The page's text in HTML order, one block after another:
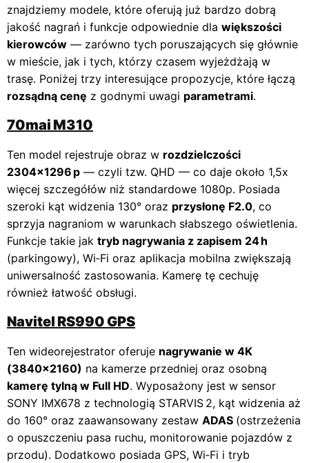
znajdziemy modele, które oferują już bardzo dobrą
jakość nagrań i funkcje odpowiednie dla większości
kierowców — zarówno tych poruszających się głównie
w mieście, jak i tych, którzy czasem wyjeżdżają w
trasę. Poniżej trzy interesujące propozycje, które łączą
rozsądną cenę z godnymi uwagi parametrami.
70mai M310
Ten model rejestruje obraz w rozdzielczości
2304×1296 p — czyli tzw. QHD — co daje około 1,5x
więcej szczegółów niż standardowe 1080p. Posiada
szeroki kąt widzenia 130° oraz przysłonę F2.0, co
sprzyja nagraniom w warunkach słabszego oświetlenia.
Funkcje takie jak tryb nagrywania z zapisem 24 h
(parkingowy), Wi‑Fi oraz aplikacja mobilna zwiększają
uniwersalność zastosowania. Kamerę tę cechuję
również łatwość obsługi.
Navitel RS990 GPS
Ten wideorejestrator oferuje nagrywanie w 4K
(3840×2160) na kamerze przedniej oraz osobną
kamerę tylną w Full HD. Wyposażony jest w sensor
SONY IMX678 z technologią STARVIS 2, kąt widzenia aż
do 160° oraz zaawansowany zestaw ADAS (ostrzeżenia
o opuszczeniu pasa ruchu, monitorowanie pojazdów z
przodu). Dodatkowo posiada GPS, Wi‑Fi i tryb